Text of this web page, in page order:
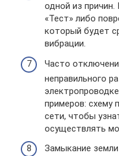
одной из причин.
«Тест» либо
который будет
вибрации.
Часто
неправильного
примеров: схему
сети, чтобы
осуществлять
Замыкание